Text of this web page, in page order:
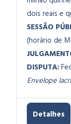
dois reais e
SESSÃO
(horário de
DISPUTA:
Envelope
Detalhes